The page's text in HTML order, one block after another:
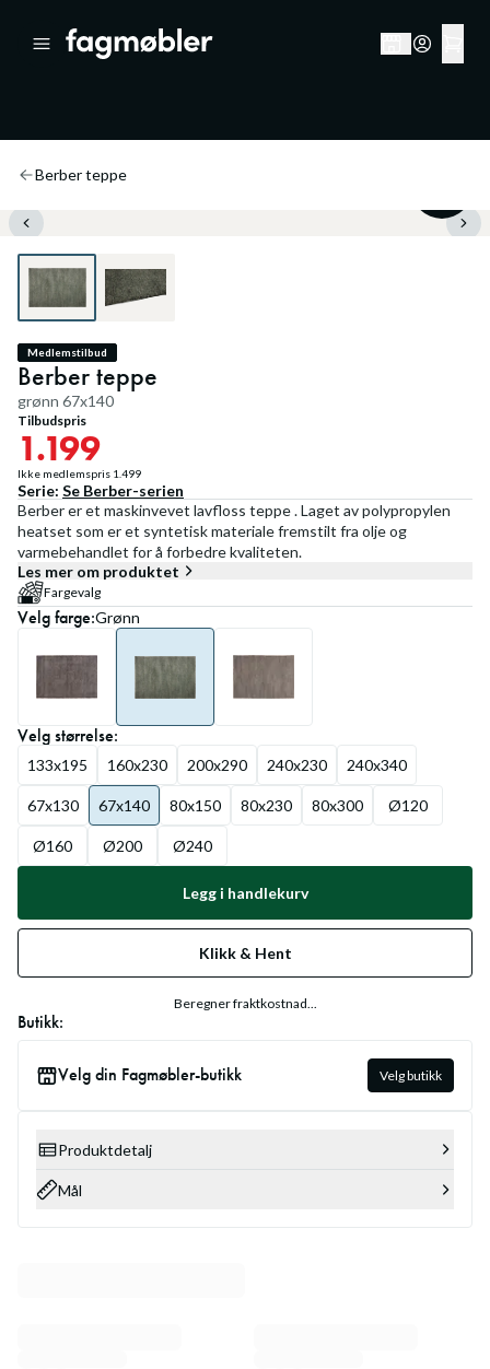
Berber teppe
Medlemstilbud
Berber teppe
grønn 67x140
Tilbudspris
1.199
Ikke medlemspris 1.499
Serie: Se Berber-serien
Berber er et maskinvevet lavfloss teppe . Laget av polypropylen
heatset som er et syntetisk materiale fremstilt fra olje og
varmebehandlet for å forbedre kvaliteten.
Les mer om produktet
Fargevalg
Velgfarge:Grønn
Velgstørrelse:
133x195 160x230 200x290 240x230 240x340
67x130 67x140 80x150 80x230 80x300 Ø120
Ø160 Ø200 Ø240
Legg i handlekurv
Klikk & Hent
Beregner fraktkostnad...
Butikk:
Velg din Fagmøbler-butikk Velg butikk
Produktdetalj
Mål